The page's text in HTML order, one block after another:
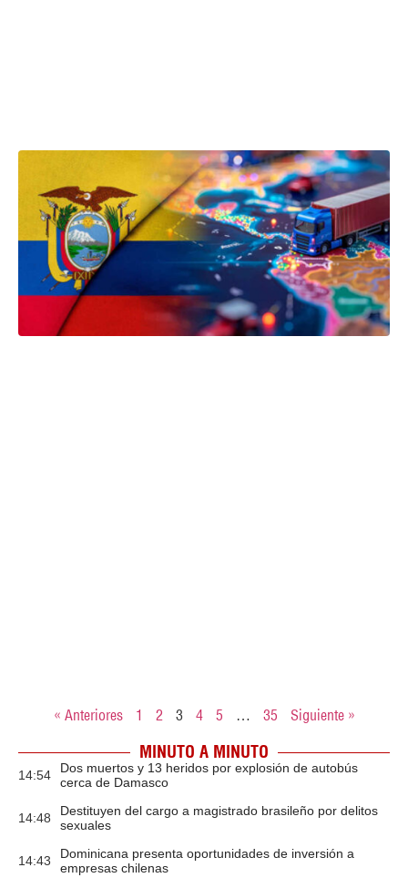
« Anteriores 1 2 3 4 5 … 35 Siguiente »
MINUTO A MINUTO
14:54
Dos muertos y 13 heridos por explosión de autobús
cerca de Damasco
14:48
Destituyen del cargo a magistrado brasileño por delitos
sexuales
14:43
Dominicana presenta oportunidades de inversión a
empresas chilenas